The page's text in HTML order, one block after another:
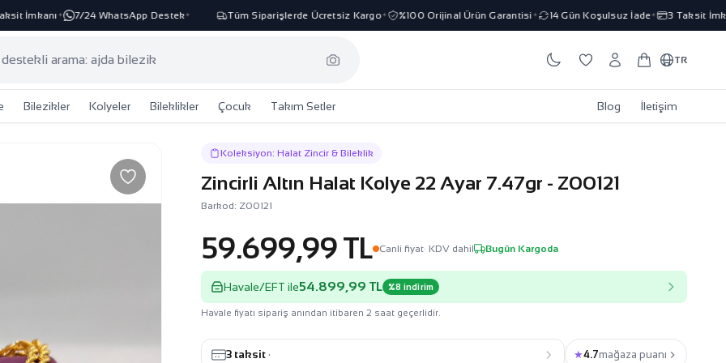
İmkanı✦ 7/24 WhatsApp Destek✦ Tüm Siparişlerde Ücretsiz Kargo✦ %100 Orijinal Ürün Garantisi✦ 14 Gün Koşulsuz İade✦ 3 Taksit İmkanı
TR
Bilezikler Kolyeler Bileklikler Çocuk Takım Setler Blog İletişim
Koleksiyon: Halat Zincir & Bileklik
Zincirli Altın Halat Kolye 22 Ayar 7.47gr - Z00121
Barkod: Z00121
59.699,99 TL Canli fiyat· KDV dahil Bugün Kargoda
Havale/EFT ile54.899,99 TL %8 indirim
Havale fiyatı sipariş anından itibaren 2 saat geçerlidir.
3 taksit · ★4.7mağaza puanı